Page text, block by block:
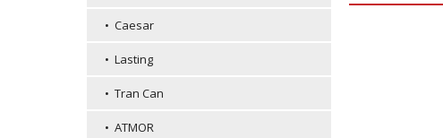
• Caesar
• Lasting
• Tran Can
• ATMOR